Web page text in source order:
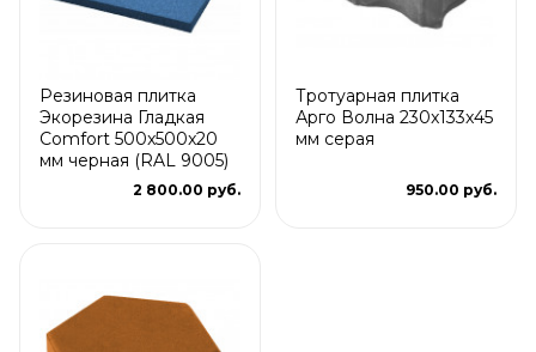
Резиновая плитка
Экорезина Гладкая
Comfort 500x500x20
мм черная (RAL 9005)
2 800.00 руб.
Тротуарная плитка
Арго Волна 230x133x45
мм серая
950.00 руб.